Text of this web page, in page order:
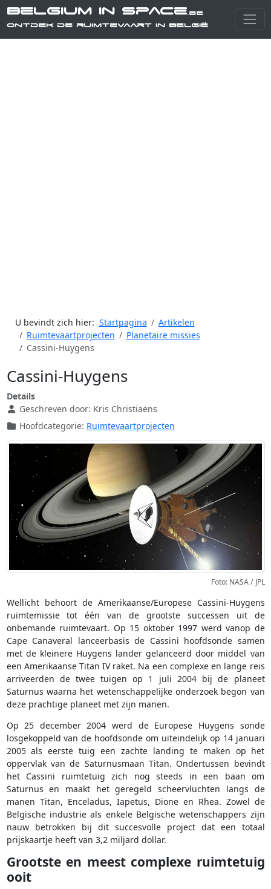
Belgium in Space.be
Ontdek de ruimtevaart in België
U bevindt zich hier: Startpagina
Artikelen
Ruimtevaartprojecten
Planetaire missies
Cassini-Huygens
Cassini-Huygens
Details
Geschreven door: Kris Christiaens
Hoofdcategorie: Ruimtevaartprojecten
Foto: NASA / JPL
Wellicht behoort de Amerikaanse/Europese Cassini-Huygens
ruimtemissie tot één van de grootste successen uit de
onbemande ruimtevaart. Op 15 oktober 1997 werd vanop de
Cape Canaveral lanceerbasis de Cassini hoofdsonde samen
met de kleinere Huygens lander gelanceerd door middel van
een Amerikaanse Titan IV raket. Na een complexe en lange reis
arriveerden de twee tuigen op 1 juli 2004 bij de planeet
Saturnus waarna het wetenschappelijke onderzoek begon van
deze prachtige planeet met zijn manen.
Op 25 december 2004 werd de Europese Huygens sonde
losgekoppeld van de hoofdsonde om uiteindelijk op 14 januari
2005 als eerste tuig een zachte landing te maken op het
oppervlak van de Saturnusmaan Titan. Ondertussen bevindt
het Cassini ruimtetuig zich nog steeds in een baan om
Saturnus en maakt het geregeld scheervluchten langs de
manen Titan, Enceladus, Iapetus, Dione en Rhea. Zowel de
Belgische industrie als enkele Belgische wetenschappers zijn
nauw betrokken bij dit succesvolle project dat een totaal
prijskaartje heeft van 3,2 miljard dollar.
Grootste en meest complexe ruimtetuig
ooit